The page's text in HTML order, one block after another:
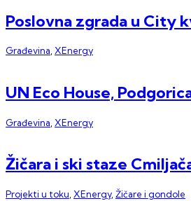
Poslovna zgrada u City
Građevina, XEnergy
UN Eco House,
Građevina XEnergy
Žičara i ski staze
Projekti u toku XEnergy, Žičare i gondole